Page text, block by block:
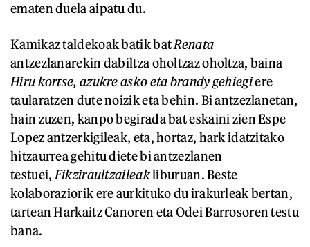
ematen duela aipatu du.
Kamikaz taldekoak batik batRenata
antzezlanarekin dabiltza oholtzaz oholtza, baina
Hiru kortse, azukre asko eta brandy gehiegiere
taularatzen dute noizik eta behin. Bi antzezlanetan,
hain zuzen, kanpo begirada bat eskaini zien Espe
Lopez antzerkigileak, eta, hortaz, hark idatzitako
hitzaurrea gehitu diete bi antzezlanen
testuei, Fikziraultzaileakliburuan. Beste
kolaboraziorik ere aurkituko du irakurleak bertan,
tartean Harkaitz Canoren eta Odei Barrosoren testu
bana.